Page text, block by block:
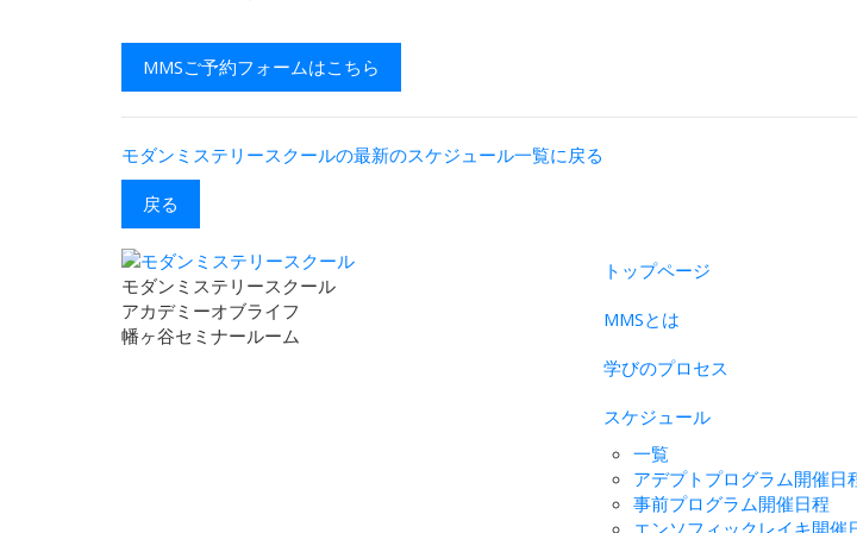
MMSご予約フォームはこちら
モダンミステリースクールの最新のスケジュール一覧に戻る
戻る
モダンミステリースクール
アカデミーオブライフ
幡ヶ谷セミナールーム
トップページ
MMSとは
学びのプロセス
スケジュール
一覧
アデプトプログラム開催日
事前プログラム開催日程